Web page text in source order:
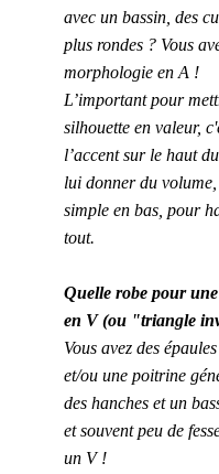
avec un bassin, des
plus rondes ? Vous
morphologie en A !
L’important pour
silhouette en valeur,
l’accent sur le haut
lui donner du
simple en bas, pour
tout.
Quelle robe pour
en V (ou "triangle
Vous avez des
et/ou une poitrine
des hanches et un
et souvent peu de
un V !